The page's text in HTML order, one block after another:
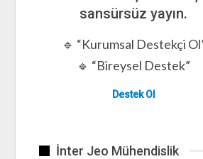
sansürsüz yayın.
🔹 “Kurumsal Destekçi
🔹 “Bireysel Destek”
Destek Ol
İnter Jeo Mühendislik